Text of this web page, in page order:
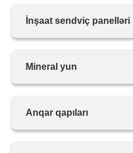
İnşaat sendviç panelləri
Mineral yun
Anqar qapıları